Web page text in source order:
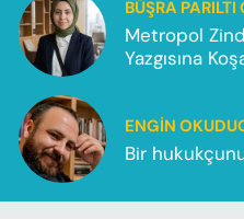
BÜŞRA PARILTI
Metropol
Yazgısına
ENGIN
Bir